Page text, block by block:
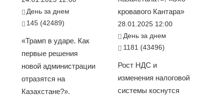
День за днем
145 (42489)
«Трамп в ударе. Как
первые решения
новой администрации
отразятся на
Казахстане?».
кровавого Кантара»
28.01.2025 12:00
День за днем
1181 (43496)
Рост НДС и
изменения налоговой
системы коснутся